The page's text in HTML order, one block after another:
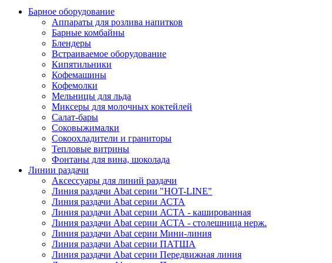
Барное оборудование
Аппараты для розлива напитков
Барные комбайны
Блендеры
Встраиваемое оборудование
Кипятильники
Кофемашины
Кофемолки
Мельницы для льда
Миксеры для молочных коктейлей
Салат-бары
Соковыжималки
Сокоохладители и граниторы
Тепловые витрины
Фонтаны для вина, шоколада
Линии раздачи
Аксессуары для линий раздачи
Линия раздачи Abat серии "HOT-LINE"
Линия раздачи Abat серии АСТА
Линия раздачи Abat серии АСТА - кашированная
Линия раздачи Abat серии АСТА - столешница нерж.
Линия раздачи Abat серии Мини-линия
Линия раздачи Abat серии ПАТША
Линия раздачи Abat серии Передвижная линия